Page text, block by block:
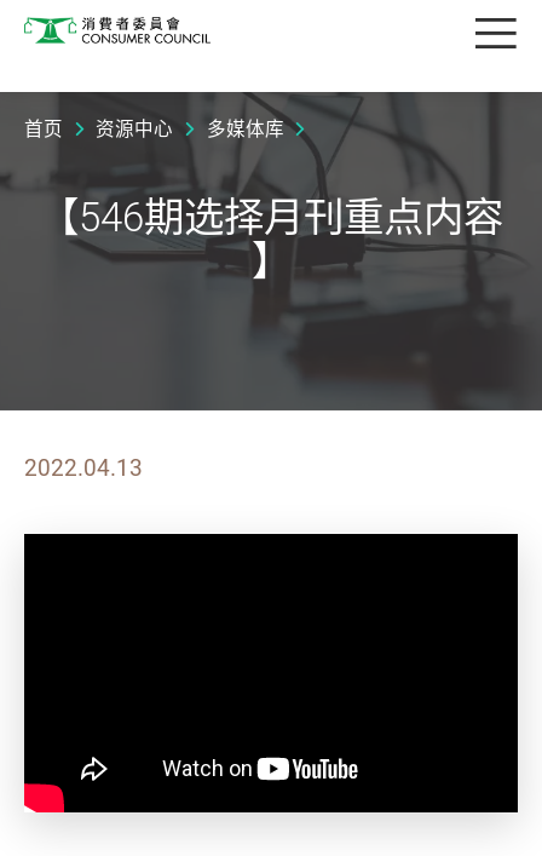
消费者委员会 目
首页 资源中心 多媒体库
【546期选择月刊重点内容
】
2022.04.13